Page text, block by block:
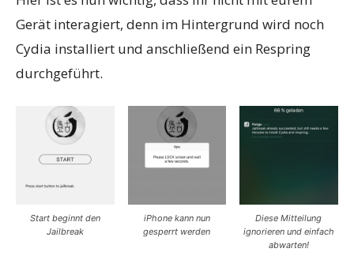
Gerät interagiert, denn im Hintergrund wird noch
Cydia installiert und anschließend ein Respring
durchgeführt.
Start beginnt den
Jailbreak
iPhone kann nun
gesperrt werden
Diese Mitteilung
ignorieren und einfach
abwarten!